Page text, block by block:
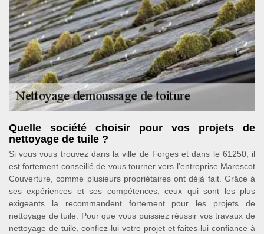
Quelle société choisir pour vos projets de
nettoyage de tuile ?
Si vous vous trouvez dans la ville de Forges et dans le 61250, il
est fortement conseillé de vous tourner vers l’entreprise Marescot
Couverture, comme plusieurs propriétaires ont déjà fait. Grâce à
ses expériences et ses compétences, ceux qui sont les plus
exigeants la recommandent fortement pour les projets de
nettoyage de tuile. Pour que vous puissiez réussir vos travaux de
nettoyage de tuile, confiez-lui votre projet et faites-lui confiance à